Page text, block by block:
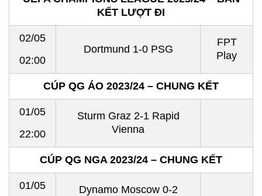
KẾT LƯỢT ĐI
02/05
02:00
Dortmund 1-0 PSG
FPT
Play
CÚP QG ÁO 2023/24 – CHUNG KẾT
01/05
22:00
Sturm Graz 2-1 Rapid
Vienna
CÚP QG NGA 2023/24 – CHUNG KẾT
01/05
Dynamo Moscow 0-2